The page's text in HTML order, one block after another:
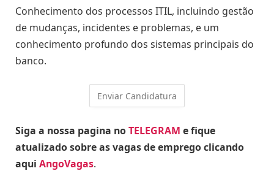
Conhecimento dos processos ITIL, incluindo gestão
de mudanças, incidentes e problemas, e um
conhecimento profundo dos sistemas principais do
banco.
Siga a nossa pagina noTELEGRAM e fique
atualizado sobre as vagas de emprego clicando
aqui AngoVagas.